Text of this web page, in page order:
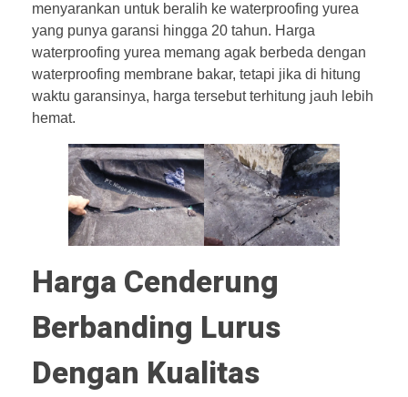
menyarankan untuk beralih ke waterproofing yurea
yang punya garansi hingga 20 tahun. Harga
waterproofing yurea memang agak berbeda dengan
waterproofing membrane bakar, tetapi jika di hitung
waktu garansinya, harga tersebut terhitung jauh lebih
hemat.
Harga Cenderung
Berbanding Lurus
Dengan Kualitas